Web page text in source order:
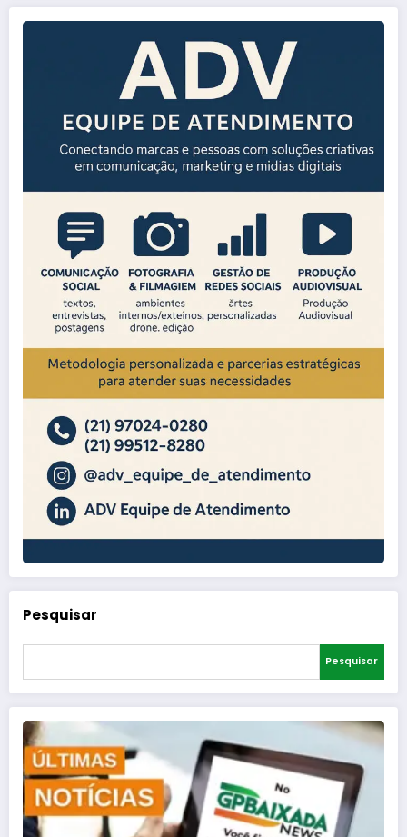
Pesquisar
Pesquisar